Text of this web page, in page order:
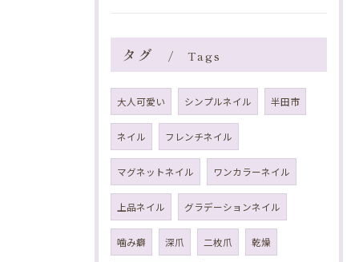
タグ Tags
大人可愛い シンプルネイル 半田市
ネイル フレンチネイル
マグネットネイル ワンカラーネイル
上品ネイル グラデーションネイル
噛み癖 深爪 二枚爪 乾燥